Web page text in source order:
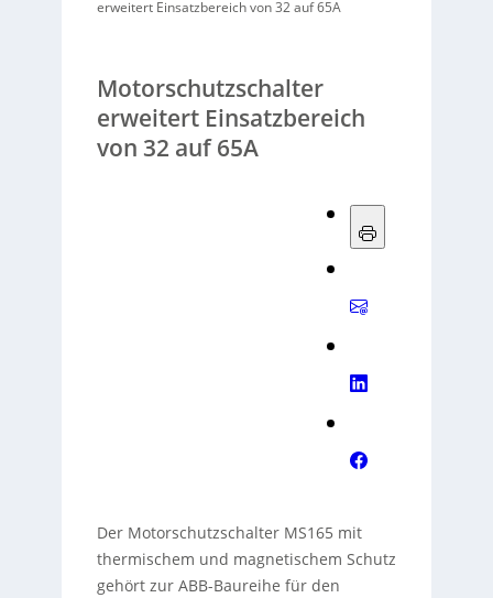
erweitert Einsatzbereich von 32 auf 65A
Motorschutzschalter
erweitert Einsatzbereich
von 32 auf 65A
Der Motorschutzschalter MS165 mit
thermischem und magnetischem Schutz
gehört zur ABB-Baureihe für den